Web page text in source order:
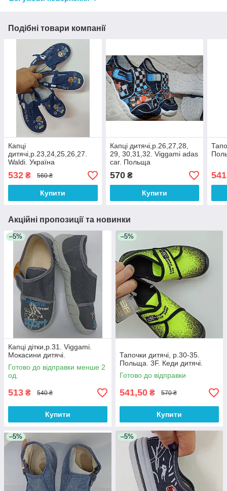
Подібні товари компанії
Капці
дитячі,р.23,24,25,26,27.
Waldi. Україна
532 ₴ 560 ₴
Купити
Капці дитячі,р.26,27,28,
29, 30,31,32. Viggami adas
car. Польща
570₴
Купити
Акційні пропозиції та новинки
–5%
Капці дітки,р.31. Viggami.
Мокасини дитячі.
Готово до відправки менше 2
од.
513 ₴ 540 ₴
Купити
–5%
Тапочки дитячі, р.30-35.
Польща. 3F. Кеди дитячі.
Готово до відправки
541,50 ₴ 570 ₴
Купити
–5% –5%